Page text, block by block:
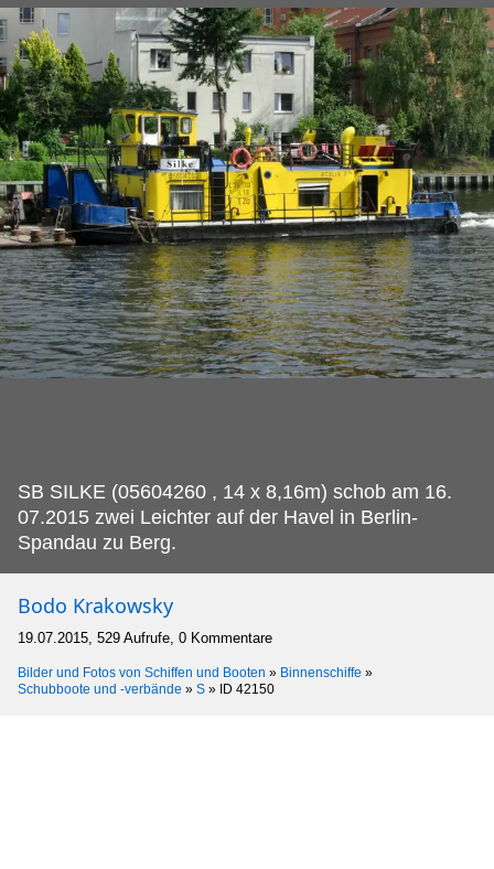
SB SILKE (05604260 , 14 x 8,16m) schob am 16.
07.2015 zwei Leichter auf der Havel in Berlin-
Spandau zu Berg.
Bodo Krakowsky
19.07.2015, 529 Aufrufe, 0 Kommentare
Bilder und Fotos von Schiffen und Booten » Binnenschiffe »
Schubboote und -verbände » S » ID 42150